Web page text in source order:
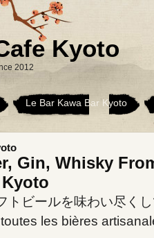
Kyoto
2012
Le Bar Kawa Bar Kyoto
Gin, Whisky
トビールを味わい尽く
les bières